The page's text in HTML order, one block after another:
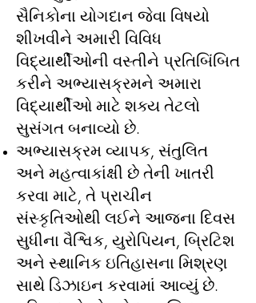
સૈનિકોના યોગદાન જેવા વિષયો
શીખવીને અમારી વિવિધ
વિદ્યાર્થીઓની વસ્તીને પ્રતિબિંબિત
કરીને અભ્યાસક્રમને અમારા
વિદ્યાર્થીઓ માટે શક્ય તેટલો
સુસંગત બનાવ્યો છે.
અભ્યાસક્રમ વ્યાપક, સંતુલિત
અને મહત્વાકાંક્ષી છે તેની ખાતરી
કરવા માટે, તે પ્રાચીન
સંસ્કૃતિઓથી લઈને આજના દિવસ
સુધીના વૈશ્વિક, યુરોપિયન, બ્રિટિશ
અને સ્થાનિક ઇતિહાસના મિશ્રણ
સાથે ડિઝાઇન કરવામાં આવ્યું છે.